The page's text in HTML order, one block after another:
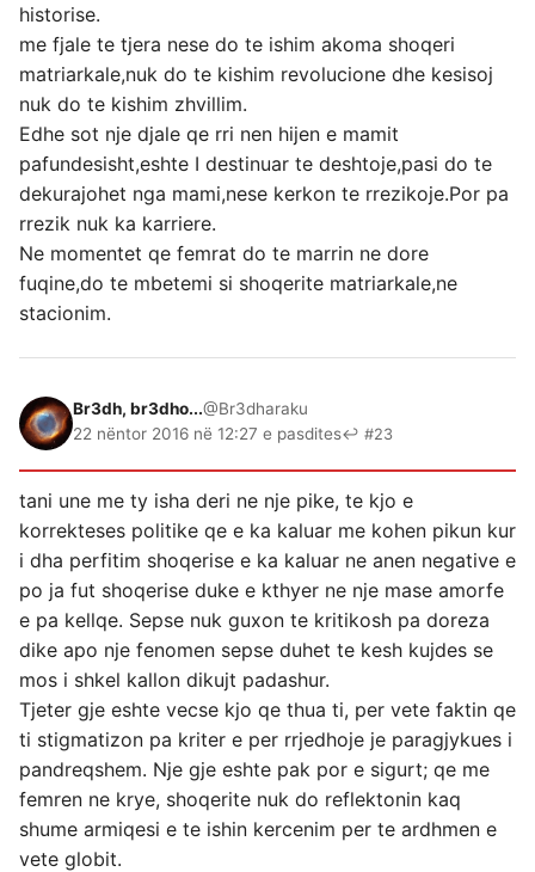
historise.
me fjale te tjera nese do te ishim akoma shoqeri
matriarkale,nuk do te kishim revolucione dhe kesisoj
nuk do te kishim zhvillim.
Edhe sot nje djale qe rri nen hijen e mamit
pafundesisht,eshte I destinuar te deshtoje,pasi do te
dekurajohet nga mami,nese kerkon te rrezikoje.Por pa
rrezik nuk ka karriere.
Ne momentet qe femrat do te marrin ne dore
fuqine,do te mbetemi si shoqerite matriarkale,ne
stacionim.
Br3dh, br3dho...@Br3dharaku
22 nëntor 2016 në 12:27 e pasdites↩ #23
tani une me ty isha deri ne nje pike, te kjo e
korrekteses politike qe e ka kaluar me kohen pikun kur
i dha perfitim shoqerise e ka kaluar ne anen negative e
po ja fut shoqerise duke e kthyer ne nje mase amorfe
e pa kellqe. Sepse nuk guxon te kritikosh pa doreza
dike apo nje fenomen sepse duhet te kesh kujdes se
mos i shkel kallon dikujt padashur.
Tjeter gje eshte vecse kjo qe thua ti, per vete faktin qe
ti stigmatizon pa kriter e per rrjedhoje je paragjykues i
pandreqshem. Nje gje eshte pak por e sigurt; qe me
femren ne krye, shoqerite nuk do reflektonin kaq
shume armiqesi e te ishin kercenim per te ardhmen e
vete globit.